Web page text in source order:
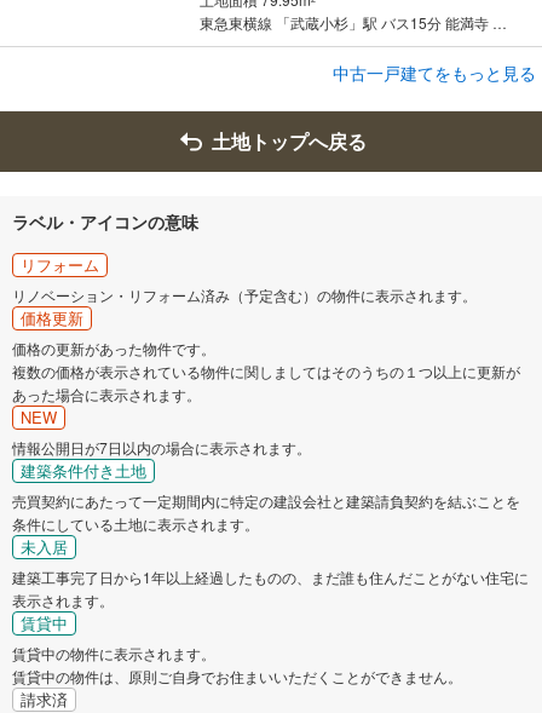
東急東横線 「武蔵小杉」駅 バス15分 能満寺 バス停下車 徒歩4分
北葛飾郡松伏町大字松伏
6,216万円
中古一戸建てをもっと見る
土地トップへ戻る
ラベル・アイコンの意味
リフォーム
リノベーション・リフォーム済み（予定含む）の物件に表示されます。
価格更新
価格の更新があった物件です。
複数の価格が表示されている物件に関しましてはそのうちの１つ以上に更新が
あった場合に表示されます。
NEW
情報公開日が7日以内の場合に表示されます。
建築条件付き土地
売買契約にあたって一定期間内に特定の建設会社と建築請負契約を結ぶことを
条件にしている土地に表示されます。
未入居
建築工事完了日から1年以上経過したものの、まだ誰も住んだことがない住宅に
表示されます。
賃貸中
賃貸中の物件に表示されます。
賃貸中の物件は、原則ご自身でお住まいいただくことができません。
請求済